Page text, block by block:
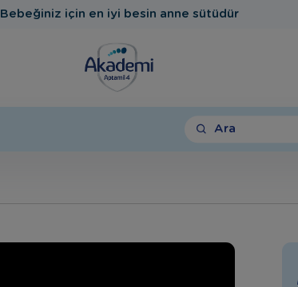
Bebeğiniz için en iyi besin anne sütüdür
Ara